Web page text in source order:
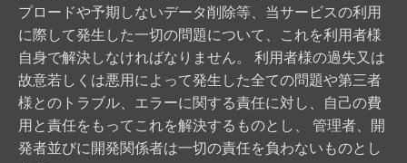
プロードや予期しないデータ削除等、当サービスの利用
に際して発生した一切の問題について、これを利用者様
自身で解決しなければなりません。 利用者様の過失又は
故意若しくは悪用によって発生した全ての問題や第三者
様とのトラブル、エラーに関する責任に対し、自己の費
用と責任をもってこれを解決するものとし、 管理者、開
発者並びに開発関係者は一切の責任を負わないものとし